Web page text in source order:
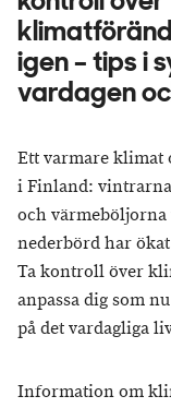
igen – tips i
vardagen
Ett varmare klimat
i Finland:
och värmeböljorna
nederbörd har
Ta kontroll över
anpassa dig som
på det vardagliga
Information om